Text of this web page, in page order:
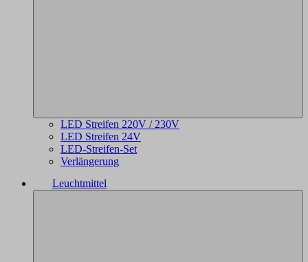
LED Streifen 220V / 230V
LED Streifen 24V
LED-Streifen-Set
Verlängerung
Leuchtmittel